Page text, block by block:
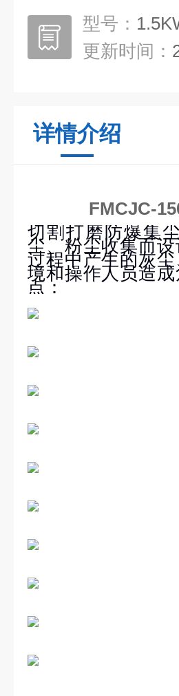
型号：
更新时间：
详情介绍
FMCJC-
切割打磨防爆集
尘、粉尘收集而
过程中产生的灰
境和操作人员造
点：